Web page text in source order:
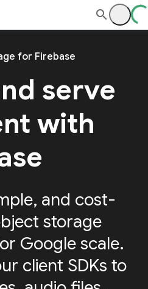
for Firebase
serve
with
and cost-
storage
Google scale.
client SDKs to